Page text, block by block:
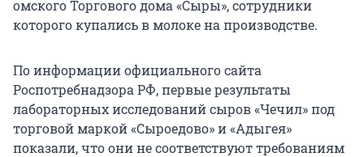
омского Торгового дома «Сыры», сотрудники
которого купались в молоке на производстве.
По информации официального сайта
Роспотребнадзора РФ, первые результаты
лабораторных исследований сыров «Чечил» под
торговой маркой «Сыроедово» и «Адыгея»
показали, что они не соответствуют требованиям